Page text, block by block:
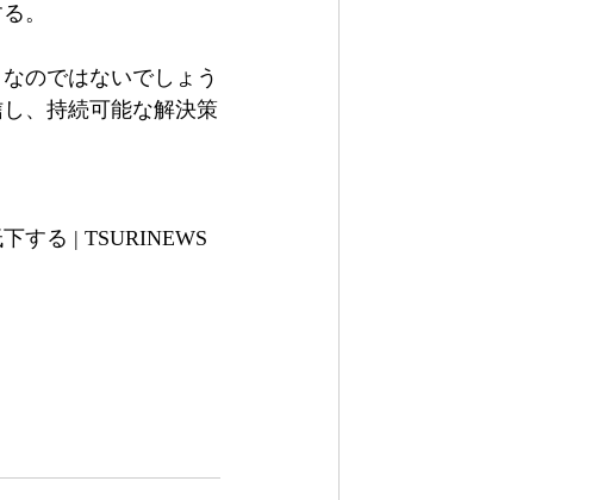
。
のではないでしょう
、持続可能な解決策
する | TSURINEWS